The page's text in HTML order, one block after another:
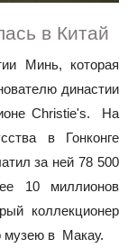
в Китай
Минь, которая
династии
Christie's. На
в Гонконге
за ней 78 500
10 миллионов
коллекционер
музею в Макау.